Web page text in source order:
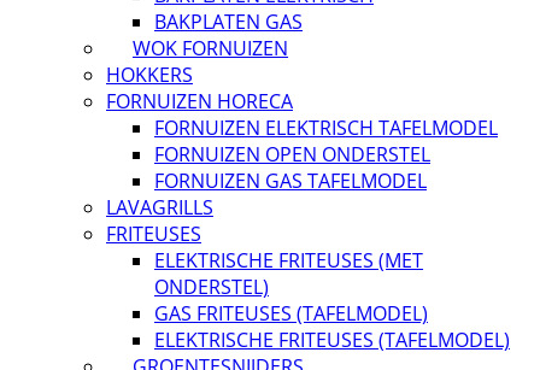
BAKPLATEN GAS
WOK FORNUIZEN
HOKKERS
FORNUIZEN HORECA
FORNUIZEN ELEKTRISCH TAFELMODEL
FORNUIZEN OPEN ONDERSTEL
FORNUIZEN GAS TAFELMODEL
LAVAGRILLS
FRITEUSES
ELEKTRISCHE FRITEUSES (MET
ONDERSTEL)
GAS FRITEUSES (TAFELMODEL)
ELEKTRISCHE FRITEUSES (TAFELMODEL)